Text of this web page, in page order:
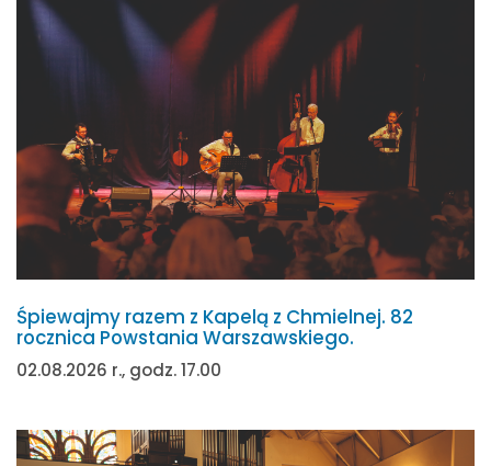
Śpiewajmy razem z Kapelą z Chmielnej. 82
rocznica Powstania Warszawskiego.
02.08.2026 r., godz. 17.00